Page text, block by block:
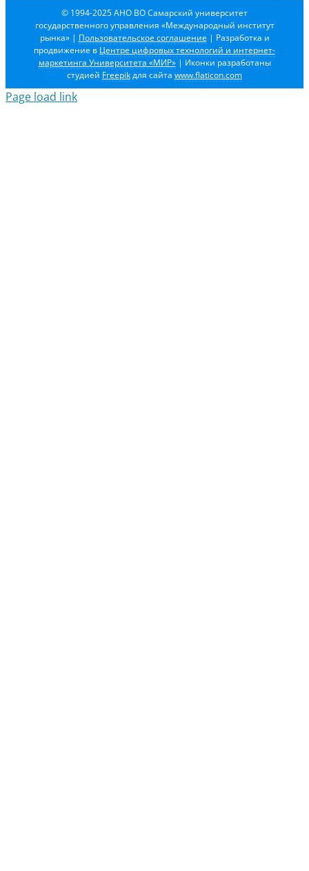
© 1994-2025 АНО ВО Самарский университет
государственного управления «Международный институт
рынка» | Пользовательское соглашение | Разработка и
продвижение в Центре цифровых технологий и интернет-
маркетинга Университета «МИР»| Иконки разработаны
студией Freepikдля сайта www.flaticon.com
Page load link